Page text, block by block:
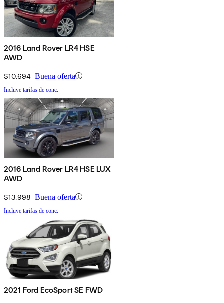
2016 Land Rover LR4 HSE
AWD
$10,694 Buena oferta
Incluye tarifas de conc.
2016 Land Rover LR4 HSE LUX
AWD
$13,998 Buena oferta
Incluye tarifas de conc.
2021 Ford EcoSport SE FWD